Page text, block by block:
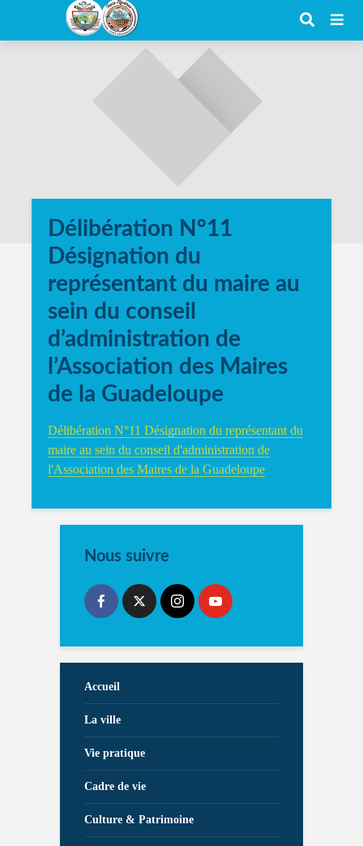
Délibération N°11
Désignation du
représentant du maire au
sein du conseil
d’administration de
l’Association des Maires
de la Guadeloupe
Délibération N°11 Désignation du représentant du
maire au sein du conseil d'administration de
l'Association des Maires de la Guadeloupe
Nous suivre
Accueil
La ville
Vie pratique
Cadre de vie
Culture & Patrimoine